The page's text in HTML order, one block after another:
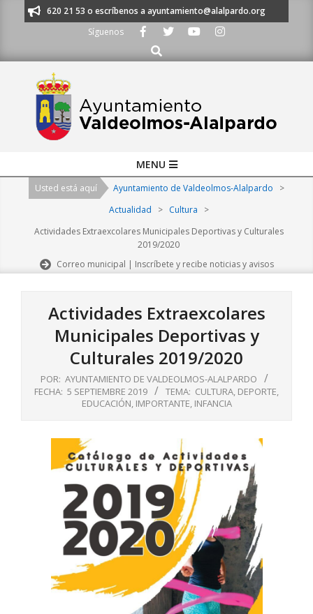
al 91 620 21 53 o escríbenos a ayuntamiento@alalpardo.org
Síguenos
Buscar
Navigation
MENU
Usted está aquí Ayuntamiento de Valdeolmos-Alalpardo
>
Actualidad
> Cultura
>
Actividades Extraexcolares Municipales Deportivas y Culturales
2019/2020
Correo municipal | Inscríbete y recibe noticias y avisos
Actividades Extraexcolares
Municipales Deportivas y
Culturales 2019/2020
POR: AYUNTAMIENTO DE VALDEOLMOS-ALALPARDO
FECHA: 5 SEPTIEMBRE 2019 TEMA: CULTURA, DEPORTE,
EDUCACIÓN, IMPORTANTE, INFANCIA